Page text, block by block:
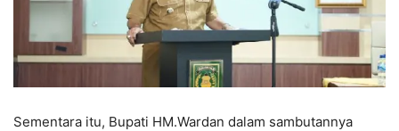
Sementara itu, Bupati HM.Wardan dalam sambutannya